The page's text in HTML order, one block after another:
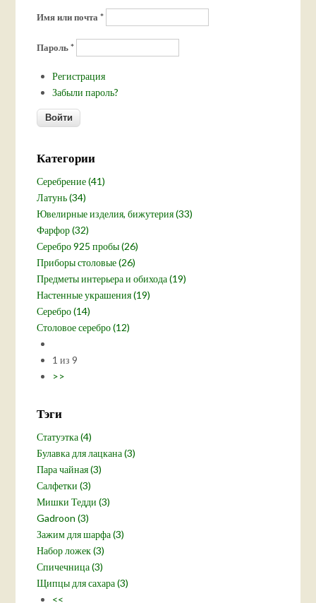
Имя или почта*
Пароль*
Регистрация
Забыли пароль?
Категории
Серебрение (41)
Латунь (34)
Ювелирные изделия, бижутерия (33)
Фарфор (32)
Серебро 925 пробы (26)
Приборы столовые (26)
Предметы интерьера и обихода (19)
Настенные украшения (19)
Серебро (14)
Столовое серебро (12)
1 из 9
>>
Тэги
Статуэтка (4)
Булавка для лацкана (3)
Пара чайная (3)
Салфетки (3)
Мишки Тедди (3)
Gadroon (3)
Зажим для шарфа (3)
Набор ложек (3)
Спичечница (3)
Щипцы для сахара (3)
<<